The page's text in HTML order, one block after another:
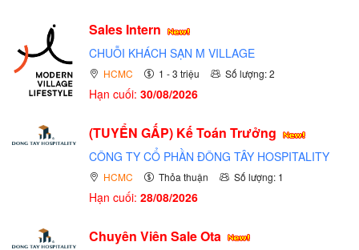
Sales Intern
CHUỖI KHÁCH SẠN M VILLAGE
HCMC 1 - 3 triệu Số lượng: 2
Hạn cuối: 30/08/2026
(TUYỂN GẤP) Kế Toán Trưởng
CÔNG TY CỔ PHẦN ĐÔNG TÂY HOSPITALITY
HCMC Thỏa thuận Số lượng: 1
Hạn cuối: 28/08/2026
Chuyên Viên Sale Ota